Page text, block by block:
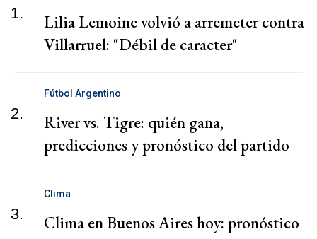
1.
Lilia Lemoine volvió a arremeter contra
Villarruel: "Débil de caracter"
2.
Fútbol Argentino
River vs. Tigre: quién gana,
predicciones y pronóstico del partido
3.
Clima
Clima en Buenos Aires hoy: pronóstico